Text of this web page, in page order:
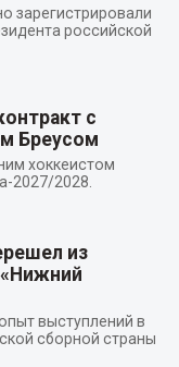
зарегистрировали
российской
с
Бреусом
хоккеистом
2027/2028.
из
выступлений в
сборной страны